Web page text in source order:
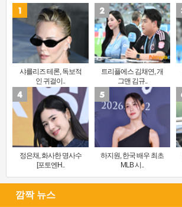
샤를리즈 테론, 독보적
인 귀걸이..
트리플에스 김채연, 개
그맨 김규..
정은채, 화사한 명사수
[포토엔H..
하지원, 한국 배우 최초
MLB 시..
깜짝 뉴스